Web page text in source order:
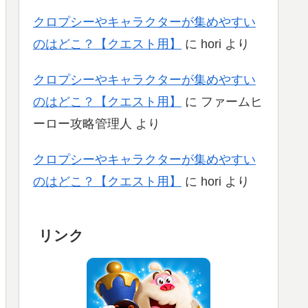
クロプシーやキャラクターが集めやすい
のはどこ？【クエスト用】
に hori より
クロプシーやキャラクターが集めやすい
のはどこ？【クエスト用】
に ファームヒ
ーロー攻略管理人 より
クロプシーやキャラクターが集めやすい
のはどこ？【クエスト用】
に hori より
リンク